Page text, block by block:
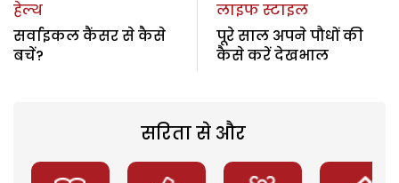
हेल्थ
सर्वाइकल कैंसर से कैसे
बचें?
लाइफ स्टाइल
पूरे साल अपने पौधों की
कैसे करें देखभाल
सरिता से और